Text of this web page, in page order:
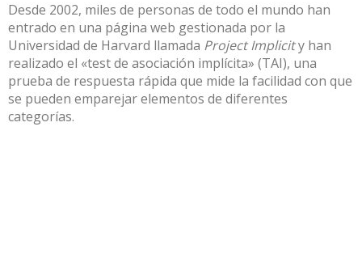
Desde 2002, miles de personas de todo el mundo han
entrado en una página web gestionada por la
Universidad de Harvard llamada Project Implicity han
realizado el «test de asociación implícita» (TAI), una
prueba de respuesta rápida que mide la facilidad con que
se pueden emparejar elementos de diferentes
categorías.